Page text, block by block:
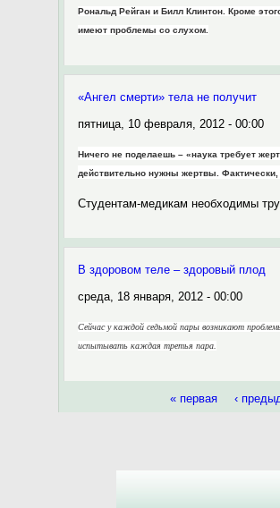
Рональд Рейган и Билл Клинтон. Кроме
имеют проблемы со слухом.
«Ангел смерти» тела не получит
пятница, 10 февраля, 2012 - 00:00
Ничего не поделаешь – «наука требует
действительно нужны жертвы.
Студентам-медикам необходимы
В здоровом теле – здоровый плод
среда, 18 января, 2012 - 00:00
Сейчас у каждой седьмой пары возникают
испытывать каждая третья пара.
« первая ‹